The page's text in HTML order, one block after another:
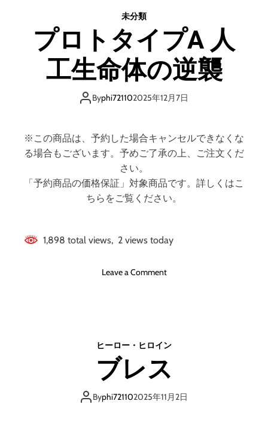
・
ノ
バ
未分類
プロトタイプA 人
工生命体の逆襲
Byphi721102025年12月7日
※この商品は、予約した場合キャンセルできなくな
る場合もございます。予めご了承の上、ご注文くだ
さい。
「予約商品の価格保証」対象商品です。詳しくはこ
ちらをご覧ください。
1,898 total views, 2 views today
Leave a Commento
イ
プ
A
工
ヒーロー・ヒロイン
ブレス
Byphi721102025年11月2日